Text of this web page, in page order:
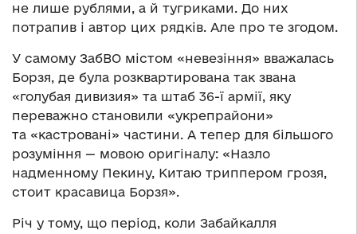
не лише рублями, а й тугриками. До них
потрапив і автор цих рядків. Але про те згодом.
У самому ЗабВО містом «невезіння» вважалась
Борзя, де була розквартирована так звана
«голубая дивизия» та штаб 36-ї армії, яку
переважно становили «укрепрайони»
та «кастровані» частини. А тепер для більшого
розуміння — мовою оригіналу: «Назло
надменному Пекину, Китаю триппером грозя,
стоит красавица Борзя».
Річ у тому, що період, коли Забайкалля